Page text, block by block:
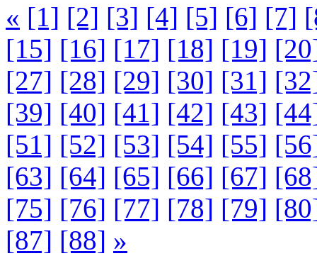
« [1] [2] [3] [4] [5] [6] [7]
[15] [16] [17] [18] [19]
[27] [28] [29] [30] [31]
[39] [40] [41] [42] [43]
[51] [52] [53] [54] [55]
[63] [64] [65] [66] [67]
[75] [76] [77] [78] [79]
[87] [88] »